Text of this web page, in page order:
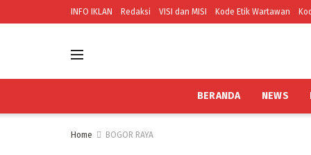
INFO IKLAN Redaksi VISI dan MISI Kode Etik Wartawan
BERANDA NEWS
Home BOGOR RAYA